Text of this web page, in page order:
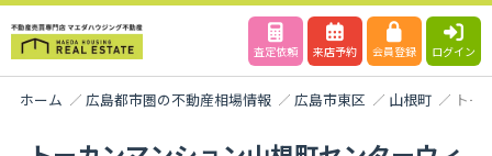
査定依頼 来店予約 会員登録 ログイン
ホーム 広島都市圏の不動産相場情報 広島市東区 山根町 トー